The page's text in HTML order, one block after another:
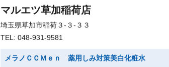
マルエツ草加稲荷店
埼玉県草加市稲荷３-３-３３
TEL: 048-931-9581
メラノＣＣＭｅｎ 薬用しみ対策美白化粧水